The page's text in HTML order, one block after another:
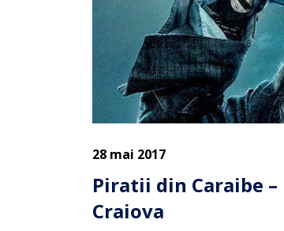
28 mai 2017
Piratii din Caraibe
Craiova